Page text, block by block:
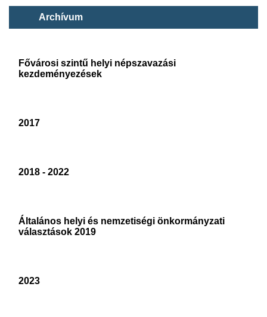
Archívum
Fővárosi szintű helyi népszavazási
kezdeményezések
2017
2018 - 2022
Általános helyi és nemzetiségi önkormányzati
választások 2019
2023